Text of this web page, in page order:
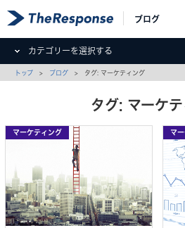
ブログ
カテゴリーを選択する
トップ > ブログ > タグ: マーケティング
タグ: マーケテ
マーケティング マ